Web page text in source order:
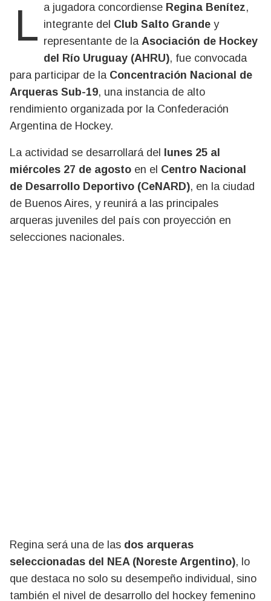
La jugadora concordiense Regina Benítez,
integrante del Club Salto Grande y
representante de la Asociación de Hockey
del Río Uruguay (AHRU), fue convocada
para participar de la Concentración Nacional de
Arqueras Sub-19, una instancia de alto
rendimiento organizada por la Confederación
Argentina de Hockey.
La actividad se desarrollará del lunes 25 al
miércoles 27 de agosto en el Centro Nacional
de Desarrollo Deportivo (CeNARD), en la ciudad
de Buenos Aires, y reunirá a las principales
arqueras juveniles del país con proyección en
selecciones nacionales.
Regina será una de las dos arqueras
seleccionadas del NEA (Noreste Argentino), lo
que destaca no solo su desempeño individual, sino
también el nivel de desarrollo del hockey femenino